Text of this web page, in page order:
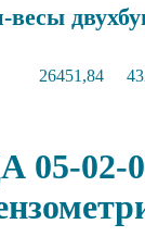
весы дв
26451,84
02-